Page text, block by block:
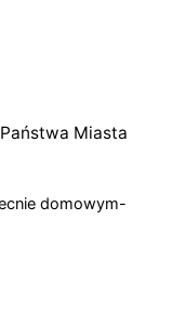
Państwa Miasta
domowym-